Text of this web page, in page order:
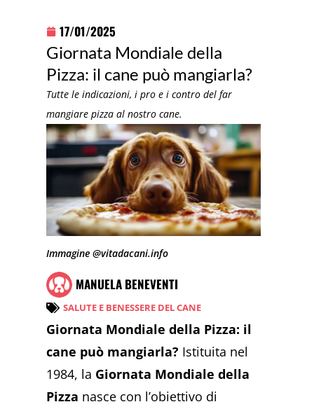
17/01/2025
Giornata Mondiale della
Pizza: il cane può mangiarla?
Tutte le indicazioni, i pro e i contro del far
mangiare pizza al nostro cane.
Immagine @vitadacani.info
MANUELA BENEVENTI
SALUTE E BENESSERE DEL CANE
Giornata Mondiale della Pizza: il
cane può mangiarla? Istituita nel
1984, la Giornata Mondiale della
Pizza nasce con l’obiettivo di